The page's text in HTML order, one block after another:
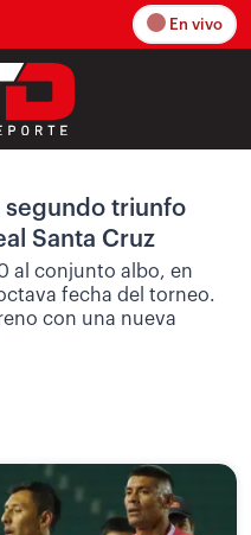
En vivo
segundo triunfo
Santa Cruz
al conjunto albo, en
fecha del torneo.
con una nueva